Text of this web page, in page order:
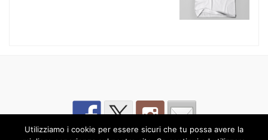
Utilizziamo i cookie per essere sicuri che tu possa avere la